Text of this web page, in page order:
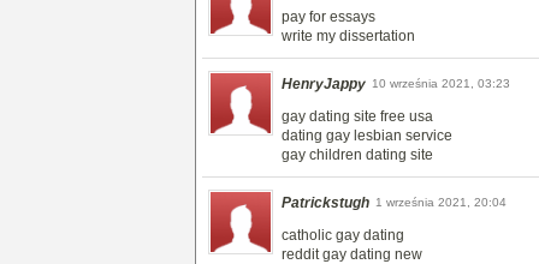
pay for essays
write my dissertation
HenryJappy 10 września 2021, 03:23
gay dating site free usa
dating gay lesbian service
gay children dating site
Patrickstugh 1 września 2021, 20:04
catholic gay dating
reddit gay dating new